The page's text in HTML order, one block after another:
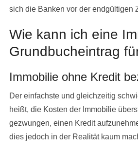
sich die Banken vor der endgültigen
Wie kann ich eine
Grundbucheintrag
Immobilie ohne Kredit
Der einfachste und gleichzeitig
heißt, die Kosten der Immobilie
gezwungen, einen Kredit
dies jedoch in der Realität kaum